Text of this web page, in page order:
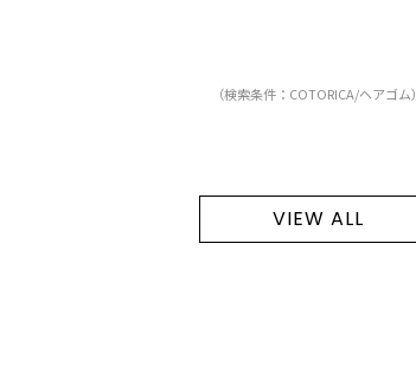
（検索条件：COTORICA/ヘアゴム）
VIEW ALL